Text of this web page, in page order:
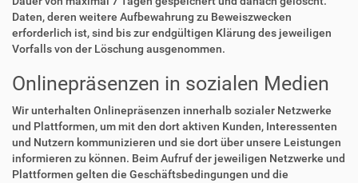
Daten, deren weitere Aufbewahrung zu Beweiszwecken
erforderlich ist, sind bis zur endgültigen Klärung des jeweiligen
Vorfalls von der Löschung ausgenommen.
Onlinepräsenzen in sozialen Medien
Wir unterhalten Onlinepräsenzen innerhalb sozialer Netzwerke
und Plattformen, um mit den dort aktiven Kunden, Interessenten
und Nutzern kommunizieren und sie dort über unsere Leistungen
informieren zu können. Beim Aufruf der jeweiligen Netzwerke und
Plattformen gelten die Geschäftsbedingungen und die